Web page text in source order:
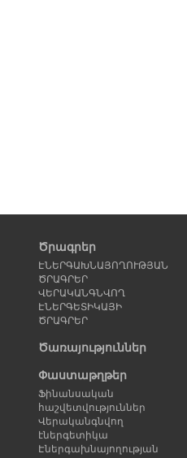
Ծրագրեր
ԷՆԵՐԳԱԽՆԱՅՈՂՈՒԹՅԱՆ
ԾՐԱԳՐԵՐ
ՎԵՐԱԿԱՆԳՆՎՈՂ
ԷՆԵՐԳԵՏԻԿԱՅԻ
ԾՐԱԳՐԵՐ
Ծառայություններ
Փաստաթղթեր
Ֆինանսական
հաշվետվություններ
Վերականգնվող
էներգետիկա
Էներգախնայողության